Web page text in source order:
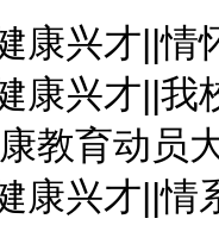
康兴才||情
康兴才||我
教育动员
康兴才||情